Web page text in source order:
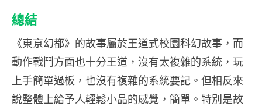
總結
《東亰幻都》的故事屬於王道式校園科幻故事，而
動作戰鬥方面也十分王道，沒有太複雜的系統，玩
上手簡單過板，也沒有複雜的系統要記。但相反來
說整體上給予人輕鬆小品的感覺，簡單。特別是故